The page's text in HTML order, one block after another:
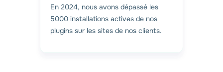
En 2024, nous avons dépassé les
5000 installations actives de nos
plugins sur les sites de nos clients.